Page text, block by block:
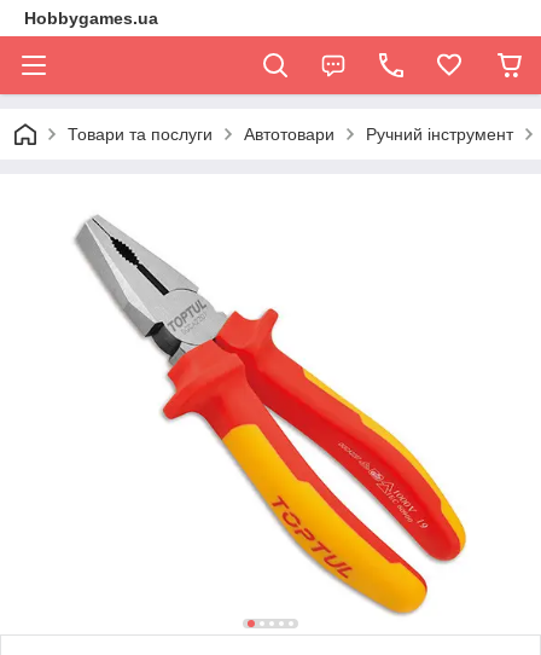
Hobbygames.ua
Товари та послуги Автотовари Ручний інструмент